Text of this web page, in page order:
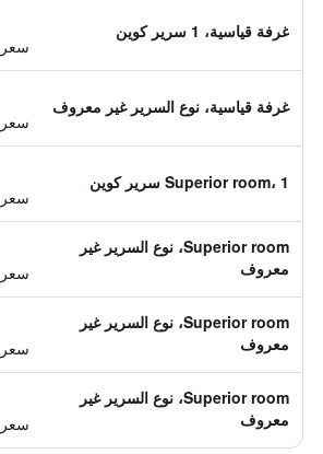
غرفة قياسية، 1 سرير كوين
سعر
غرفة قياسية، نوع السرير غير معروف
سعر
Superior room، 1 سرير كوين
سعر
Superior room، نوع السرير غير
معروف
سعر
Superior room، نوع السرير غير
معروف
سعر
Superior room، نوع السرير غير
معروف
سعر